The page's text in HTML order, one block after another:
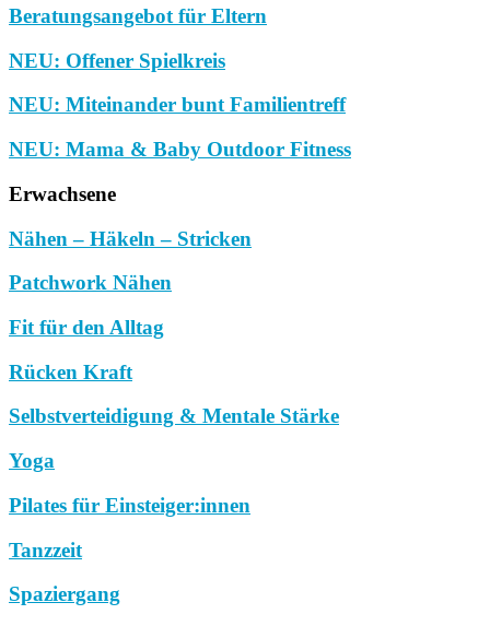
Beratungsangebot für Eltern
NEU: Offener Spielkreis
NEU: Miteinander bunt Familientreff
NEU: Mama & Baby Outdoor Fitness
Erwachsene
Nähen – Häkeln – Stricken
Patchwork Nähen
Fit für den Alltag
Rücken Kraft
Selbstverteidigung & Mentale Stärke
Yoga
Pilates für Einsteiger:innen
Tanzzeit
Spaziergang